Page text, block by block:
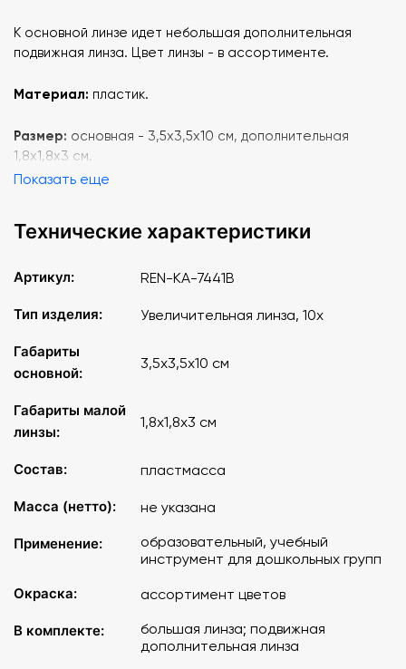
К основной линзе идет небольшая дополнительная
подвижная линза. Цвет линзы - в ассортименте.
Материал: пластик.
Размер: основная - 3,5х3,5х10 см, дополнительная
1,8х1,8х3 см.
Показать еще
Технические характеристики
Артикул: REN-KA-7441B
Тип изделия: Увеличительная линза, 10x
Габариты
основной:
3,5х3,5х10 см
Габариты малой
линзы:
1,8х1,8х3 см
Состав: пластмасса
Масса (нетто): не указана
Применение:
образовательный, учебный
инструмент для дошкольных групп
Окраска:
ассортимент цветов
В комплекте:
большая линза; подвижная
дополнительная линза